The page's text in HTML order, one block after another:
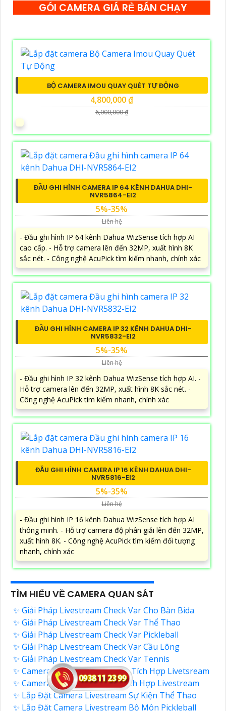
GÓI CAMERA GIÁ RẺ BÁN CHẠY
BỘ CAMERA IMOU QUAY QUÉT TỰ ĐỘNG
4,800,000 ₫
6,000,000 ₫
ĐẦU GHI HÌNH CAMERA IP 64 KÊNH DAHUA DHI-
NVR5864-EI2
5%-35%
Liên hệ
- Đầu ghi hình IP 64 kênh Dahua WizSense tích hợp AI
cao cấp. - Hỗ trợ camera lên đến 32MP, xuất hình 8K
sắc nét. - Công nghệ AcuPick tìm kiếm nhanh, chính xác
ĐẦU GHI HÌNH CAMERA IP 32 KÊNH DAHUA DHI-
NVR5832-EI2
5%-35%
Liên hệ
- Đầu ghi hình IP 32 kênh Dahua WizSense tích hợp AI. -
Hỗ trợ camera lên đến 32MP, xuất hình 8K sắc nét. -
Công nghệ AcuPick tìm kiếm nhanh, chính xác
ĐẦU GHI HÌNH CAMERA IP 16 KÊNH DAHUA DHI-
NVR5816-EI2
5%-35%
Liên hệ
- Đầu ghi hình IP 16 kênh Dahua WizSense tích hợp AI
thông minh. - Hỗ trợ camera độ phân giải lên đến 32MP,
xuất hình 8K. - Công nghệ AcuPick tìm kiếm đối tượng
nhanh, chính xác
TÌM HIỂU VỀ CAMERA QUAN SÁT
✨ Giải Pháp Livestream Check Var Cho Bàn Bida
✨ Giải Pháp Livestream Check Var Thể Thao
✨ Giải Pháp Livestream Check Var Pickleball
✨ Giải Pháp Livestream Check Var Cầu Lông
✨ Giải Pháp Livestream Check Var Tennis
✨ Camera Check Var Cầu Lông Tích Hợp Livetsream
✨ Camera Check Var Tennis Tích Hợp Livestream
✨ Lắp Đặt Camera Livestream Sự Kiện Thể Thao
✨ Lắp Đặt Camera Livestream Bộ Môn Pickleball